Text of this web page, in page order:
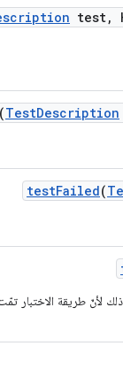
test,
TestDescription
testFailed(
لأنّ طريقة الاختبار